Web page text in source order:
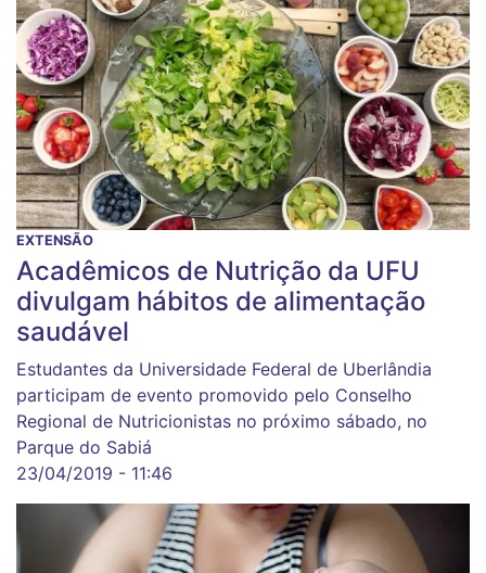
EXTENSÃO
Acadêmicos de Nutrição da UFU
divulgam hábitos de alimentação
saudável
Estudantes da Universidade Federal de Uberlândia
participam de evento promovido pelo Conselho
Regional de Nutricionistas no próximo sábado, no
Parque do Sabiá
23/04/2019 - 11:46